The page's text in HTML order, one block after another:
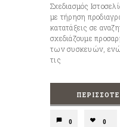
Σχεδιασμός
με τήρηση
κατατάξεις σε
σχεδιάζουμε
των συσκευών, ενώ
τις
0 0